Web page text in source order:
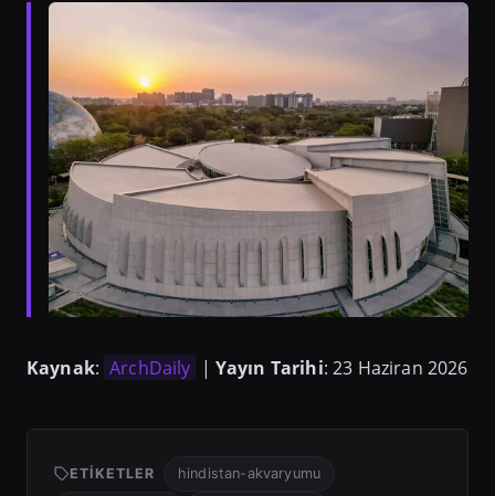
Kaynak: ArchDaily | Yayın Tarihi: 23 Haziran 2026
ETIKETLER hindistan-akvaryumu